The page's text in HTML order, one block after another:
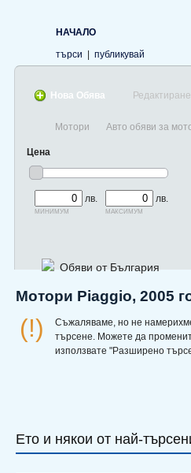
НАЧАЛО
търси
публикувай
Нова Обява
Мотори Авто обяви за
Цена
лв.
минимум
лв.
максимум
Обяви от България
Мотори Piaggio, 2005
(!)
Съжаляваме, но не
търсене. Можете да
използвате "Разширено
Ето и някои от най-